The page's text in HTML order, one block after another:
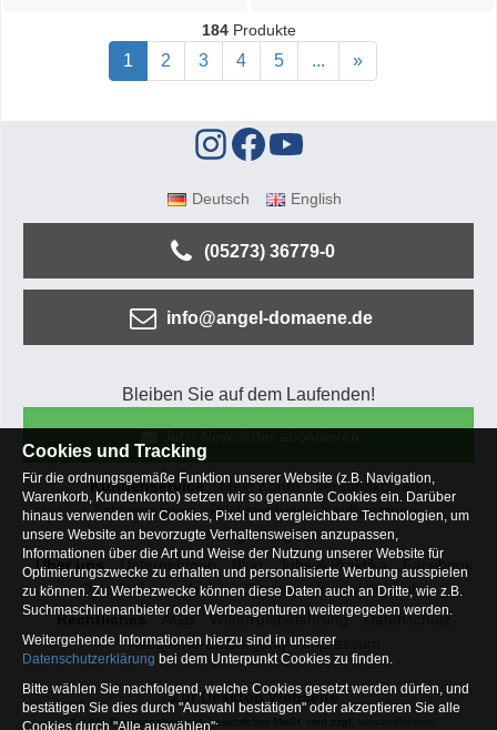
184Produkte
1 2 3 4 5 ... »
Deutsch English
(05273) 36779-0
info@angel-domaene.de
Bleiben Sie auf dem Laufenden!
Kundenservice Mein Konto
Versandkosten
Zahlungsarten
Rücksendung
Kaufberatung
Häufige Fragen
Über uns
Unternehmen Blog Jobs & Praktika
Facebook
Osterfeldsee
Archiv Sitemap
Kontaktformular
Rechtliches
AGB Widerrufsbelehrung
Datenschutz
Altbatterie-Entsorgung
Impressum
Zur Desktop Webseite
* = Alle Preisangaben inkl. gesetzlicher MwSt. und zzgl.
Cookies und Tracking
Für die ordnungsgemäße Funktion unserer Website (z.B. Navigation,
Warenkorb, Kundenkonto) setzen wir so genannte Cookies ein. Darüber
hinaus verwenden wir Cookies, Pixel und vergleichbare Technologien, um
unsere Website an bevorzugte Verhaltensweisen anzupassen,
Informationen über die Art und Weise der Nutzung unserer Website für
Optimierungszwecke zu erhalten und personalisierte Werbung ausspielen
zu können. Zu Werbezwecke können diese Daten auch an Dritte, wie z.B.
Suchmaschinenanbieter oder Werbeagenturen weitergegeben werden.
Weitergehende Informationen hierzu sind in unserer
Datenschutzerklärung bei dem Unterpunkt Cookies zu finden.
Bitte wählen Sie nachfolgend, welche Cookies gesetzt werden dürfen, und
bestätigen Sie dies durch "Auswahl bestätigen" oder akzeptieren Sie alle
Cookies durch "Alle auswählen":